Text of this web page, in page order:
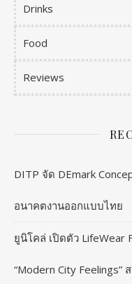
Drinks
Food
Reviews
DITP จัด DEmark
อนาคตงานออกแบบไทย
ยูนิโคล่ เปิดตัว LifeWear
“Modern City